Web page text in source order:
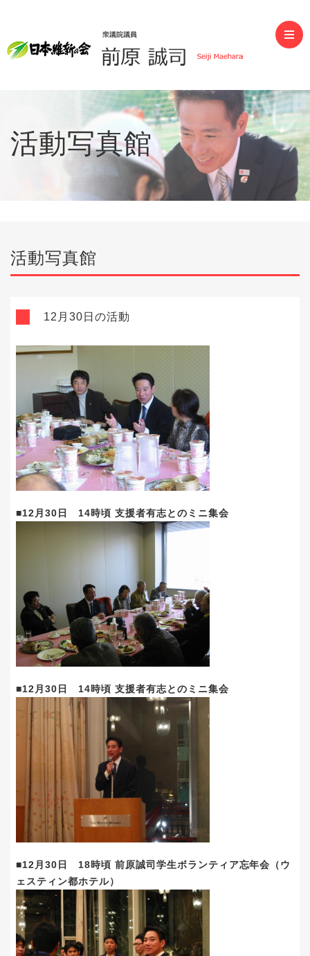
前原誠司（衆議院議員）
活動写真館
活動写真館
12月30日の活動
■12月30日 14時頃 支援者有志とのミニ集会
■12月30日 14時頃 支援者有志とのミニ集会
■12月30日 18時頃 前原誠司学生ボランティア忘年会（ウ
ェスティン都ホテル）